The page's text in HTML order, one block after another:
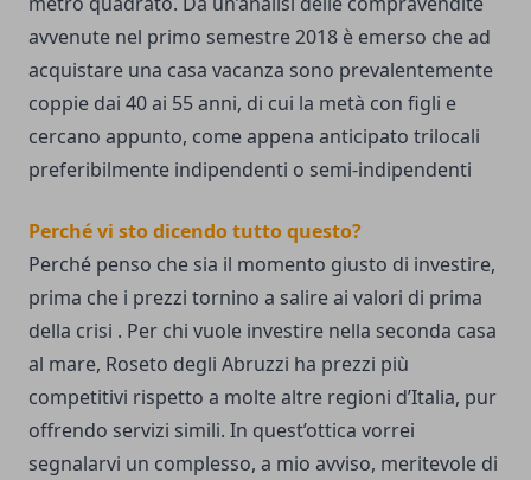
avvenute nel primo semestre 2018 è emerso che ad
acquistare una casa vacanza sono prevalentemente
coppie dai 40 ai 55 anni, di cui la metà con figli e
cercano appunto, come appena anticipato trilocali
preferibilmente indipendenti o semi-indipendenti
Perché vi sto dicendo tutto questo?
Perché penso che sia il momento giusto di investire,
prima che i prezzi tornino a salire ai valori di prima
della crisi . Per chi vuole investire nella seconda casa
al mare, Roseto degli Abruzzi ha prezzi più
competitivi rispetto a molte altre regioni d’Italia, pur
offrendo servizi simili. In quest’ottica vorrei
segnalarvi un complesso, a mio avviso, meritevole di